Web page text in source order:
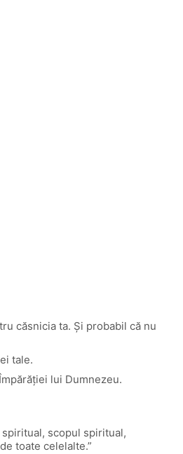
căsnicia ta. Şi probabil că nu
tale.
lui Dumnezeu.
scopul spiritual,
toate celelalte.”